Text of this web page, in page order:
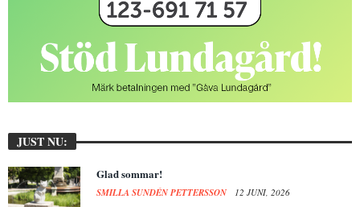
JUST NU:
Glad sommar!
SMILLA SUNDÉN PETTERSSON 12 JUNI, 2026